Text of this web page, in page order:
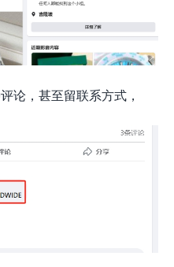
论，甚至留联系方式，